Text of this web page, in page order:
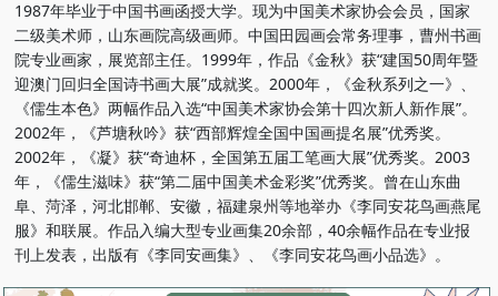
1987年毕业于中国书画函授大学。现为中国美术家协会会员，国家
二级美术师，山东画院高级画师。中国田园画会常务理事，曹州书画
院专业画家，展览部主任。1999年，作品《金秋》获“建国50周年暨
迎澳门回归全国诗书画大展”成就奖。2000年，《金秋系列之一》、
《儒生本色》两幅作品入选“中国美术家协会第十四次新人新作展”。
2002年，《芦塘秋吟》获“西部辉煌全国中国画提名展”优秀奖。
2002年，《凝》获“奇迪杯，全国第五届工笔画大展”优秀奖。2003
年，《儒生滋味》获“第二届中国美术金彩奖”优秀奖。曾在山东曲
阜、菏泽，河北邯郸、安徽，福建泉州等地举办《李同安花鸟画燕尾
服》和联展。作品入编大型专业画集20余部，40余幅作品在专业报
刊上发表，出版有《李同安画集》、《李同安花鸟画小品选》。